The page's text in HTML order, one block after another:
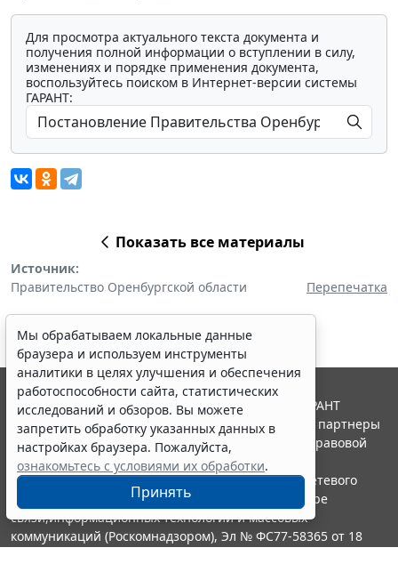
Для просмотра актуального текста документа и
получения полной информации о вступлении в силу,
изменениях и порядке применения документа,
воспользуйтесь поиском в Интернет-версии системы
ГАРАНТ:
Показать все материалы
Источник:
Правительство Оренбургской области
Перепечатка
Мы обрабатываем локальные данные
браузера и используем инструменты
аналитики в целях улучшения и обеспечения
работоспособности сайта, статистических
исследований и обзоров. Вы можете
запретить обработку указанных данных в
настройках браузера. Пожалуйста,
ознакомьтесь с условиями их обработки.
Принять
© ООО "НПП "ГАРАНТ-СЕРВИС", 2026. Система ГАРАНТ
выпускается с 1990 года. Компания "Гарант" и ее партнеры
являются участниками Российской ассоциации правовой
информации ГАРАНТ.
Портал ГАРАНТ.РУ зарегистрирован в качестве сетевого
издания Федеральной службой по надзору в сфере
связи,информационных технологий и массовых
коммуникаций (Роскомнадзором), Эл № ФС77-58365 от 18